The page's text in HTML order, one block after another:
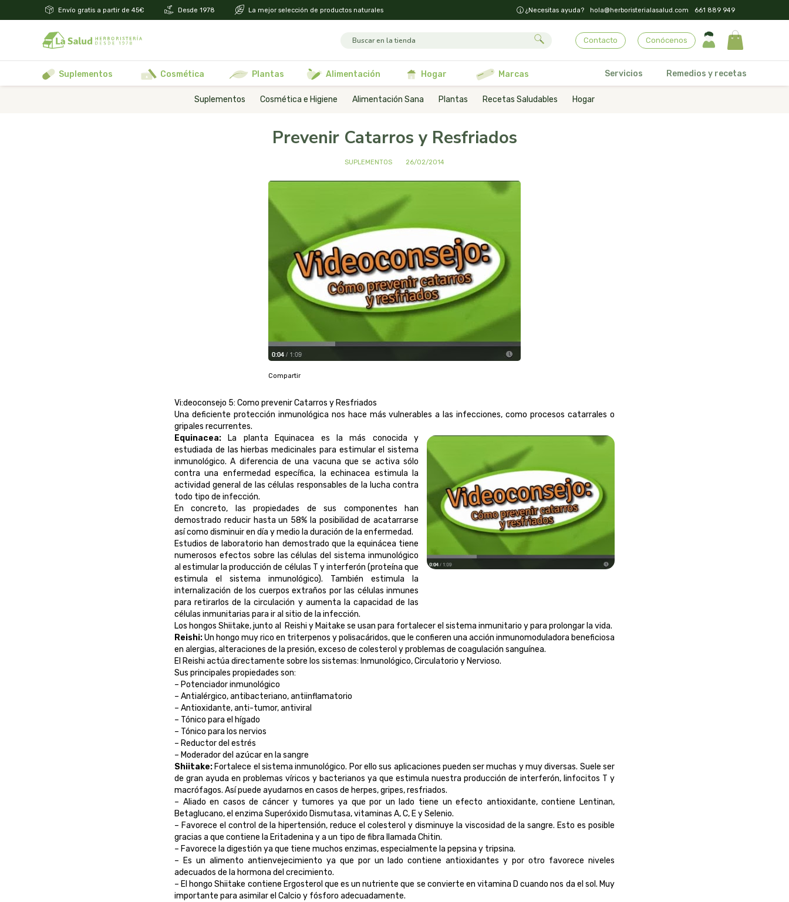
Envío gratis a partir de 45€ Desde 1978 La mejor selección de productos naturales ¿Necesitas ayuda? hola@herboristerialasalud.com 661 889 949
Contacto Conócenos
suplementos cosmética plantas alimentación hogar marcas Servicios Remedios y recetas
Suplementos Cosmética e Higiene Alimentación Sana Plantas Recetas Saludables Hogar
Prevenir Catarros y Resfriados
SUPLEMENTOS 26/02/2014
Compartir
Vi:deoconsejo 5: Como prevenir Catarros y Resfriados
Una deficiente protección inmunológica nos hace más vulnerables a las infecciones, como procesos catarrales o
gripales recurrentes.
Equinacea: La planta Equinacea es la más conocida y
estudiada de las hierbas medicinales para estimular el sistema
inmunológico. A diferencia de una vacuna que se activa sólo
contra una enfermedad específica, la echinacea estimula la
actividad general de las células responsables de la lucha contra
todo tipo de infección.
En concreto, las propiedades de sus componentes han
demostrado reducir hasta un 58% la posibilidad de acatarrarse
así como disminuir en día y medio la duración de la enfermedad.
Estudios de laboratorio han demostrado que la equinácea tiene
numerosos efectos sobre las células del sistema inmunológico
al estimular la producción de células T y interferón (proteína que
estimula el sistema inmunológico). También estimula la
internalización de los cuerpos extraños por las células inmunes
para retirarlos de la circulación y aumenta la capacidad de las
células inmunitarias para ir al sitio de la infección.
Los hongos Shiitake, junto al Reishi y Maitake se usan para fortalecer el sistema inmunitario y para prolongar la vida.
Reishi:Un hongo muy rico en triterpenos y polisacáridos, que le confieren una acción inmunomoduladora beneficiosa
en alergias, alteraciones de la presión, exceso de colesterol y problemas de coagulación sanguínea.
El Reishi actúa directamente sobre los sistemas: Inmunológico, Circulatorio y Nervioso.
Sus principales propiedades son:
– Potenciador inmunológico
– Antialérgico, antibacteriano, antiinflamatorio
– Antioxidante, anti-tumor, antiviral
– Tónico para el hígado
– Tónico para los nervios
– Reductor del estrés
– Moderador del azúcar en la sangre
Shiitake: Fortalece el sistema inmunológico. Por ello sus aplicaciones pueden ser muchas y muy diversas. Suele ser
de gran ayuda en problemas víricos y bacterianos ya que estimula nuestra producción de interferón, linfocitos T y
macrófagos. Así puede ayudarnos en casos de herpes, gripes, resfriados.
– Aliado en casos de cáncer y tumores ya que por un lado tiene un efecto antioxidante, contiene Lentinan,
Betaglucano, el enzima Superóxido Dismutasa, vitaminas A, C, E y Selenio.
– Favorece el control de la hipertensión, reduce el colesterol y disminuye la viscosidad de la sangre. Esto es posible
gracias a que contiene la Eritadenina y a un tipo de fibra llamada Chitin.
– Favorece la digestión ya que tiene muchos enzimas, especialmente la pepsina y tripsina.
– Es un alimento antienvejecimiento ya que por un lado contiene antioxidantes y por otro favorece niveles
adecuados de la hormona del crecimiento.
– El hongo Shiitake contiene Ergosterol que es un nutriente que se convierte en vitamina D cuando nos da el sol. Muy
importante para asimilar el Calcio y fósforo adecuadamente.